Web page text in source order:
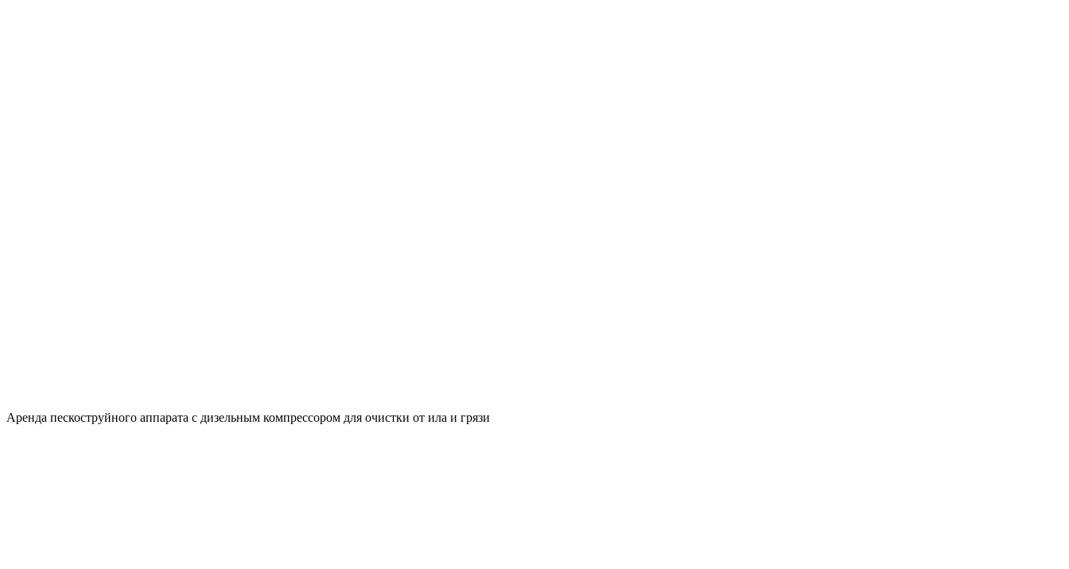
Аренда пескоструйного аппарата с дизельным компрессором для очистки от ила и грязи